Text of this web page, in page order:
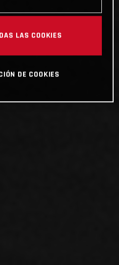
LAS COOKIES
DE COOKIES